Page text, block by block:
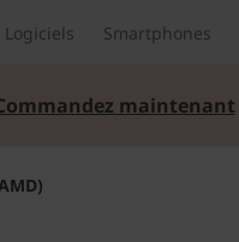
Logiciels Smartphones
maintenant